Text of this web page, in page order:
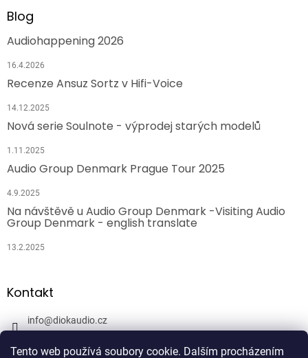
Tento web používá soubory cookie. Dalším procházením
Blog
Audiohappening 2026
16.4.2026
Recenze Ansuz Sortz v Hifi-Voice
14.12.2025
Nová serie Soulnote - výprodej starých modelů
1.11.2025
Audio Group Denmark Prague Tour 2025
4.9.2025
Na návštěvě u Audio Group Denmark -Visiting Audio
Group Denmark - english translate
13.2.2025
Kontakt
info@diokaudio.cz